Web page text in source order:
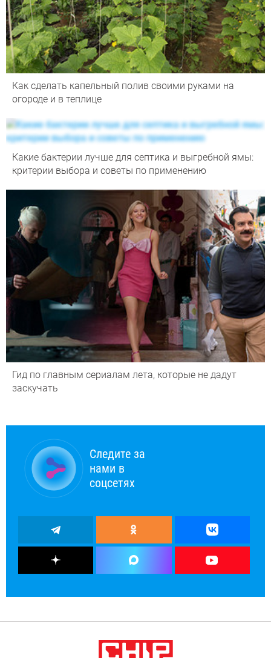
Как сделать капельный полив своими руками на
огороде и в теплице
Какие бактерии лучше для септика и выгребной ямы:
критерии выбора и советы по применению
Гид по главным сериалам лета, которые не дадут
заскучать
Следите за
нами в
соцсетях